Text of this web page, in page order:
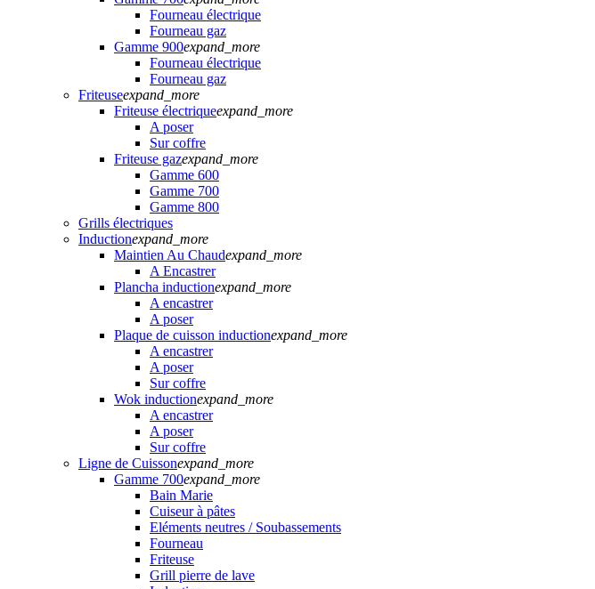
Fourneau électrique
Fourneau gaz
Gamme 900expand_more
Fourneau électrique
Fourneau gaz
Friteuseexpand_more
Friteuse électriqueexpand_more
A poser
Sur coffre
Friteuse gazexpand_more
Gamme 600
Gamme 700
Gamme 800
Grills électriques
Inductionexpand_more
Maintien Au Chaudexpand_more
A Encastrer
Plancha inductionexpand_more
A encastrer
A poser
Plaque de cuisson inductionexpand_more
A encastrer
A poser
Sur coffre
Wok inductionexpand_more
A encastrer
A poser
Sur coffre
Ligne de Cuissonexpand_more
Gamme 700expand_more
Bain Marie
Cuiseur à pâtes
Eléments neutres / Soubassements
Fourneau
Friteuse
Grill pierre de lave